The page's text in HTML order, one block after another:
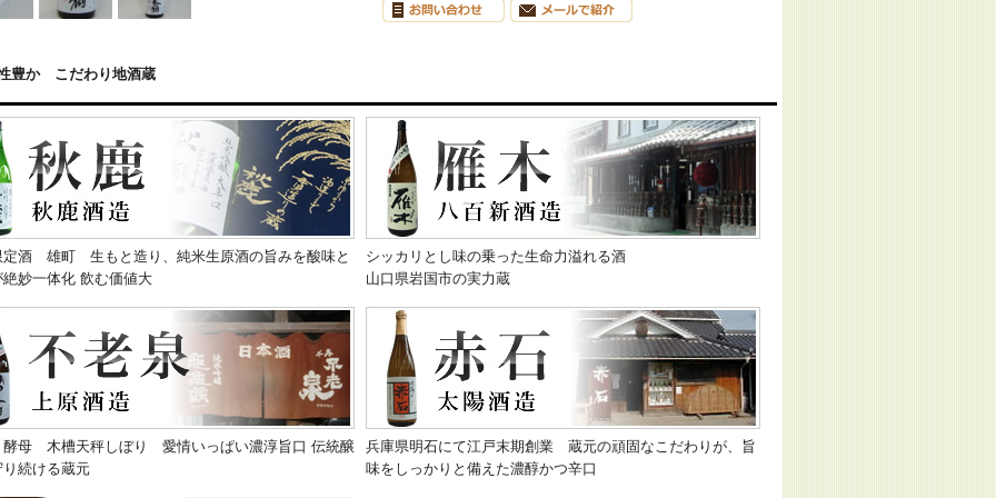
豊か こだわり地酒蔵
定酒 雄町 生もと造り、純米生原酒の旨みを酸味と
絶妙一体化 飲む価値大
シッカリとし味の乗った生命力溢れる酒
山口県岩国市の実力蔵
酵母 木槽天秤しぼり 愛情いっぱい濃淳旨口 伝統醸
り続ける蔵元
兵庫県明石にて江戸末期創業 蔵元の頑固なこだわりが、旨
味をしっかりと備えた濃醇かつ辛口